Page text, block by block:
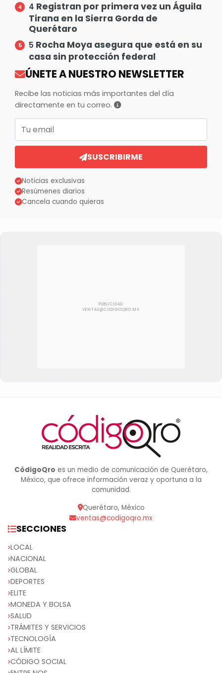
4 Registran por primera vez un Águila
Tirana en la Sierra Gorda de
Querétaro
5 Rocha Moya asegura que está en su
casa sin protección federal
ÚNETE A NUESTRO NEWSLETTER
Recibe las noticias más importantes del día
directamente en tu correo.
SUSCRIBIRME
Noticias exclusivas
Resúmenes diarios
Cancela cuando quieras
CódigoQro es un medio de comunicación de Querétaro,
México, que ofrece información veraz y oportuna a la
comunidad.
Querétaro, México
ventas@codigoqro.mx
SECCIONES
LOCAL
NACIONAL
GLOBAL
DEPORTES
ELITE
MONEDA Y BOLSA
SALUD
TRÁMITES Y SERVICIOS
TECNOLOGÍA
AL LÍMITE
CÓDIGO SOCIAL